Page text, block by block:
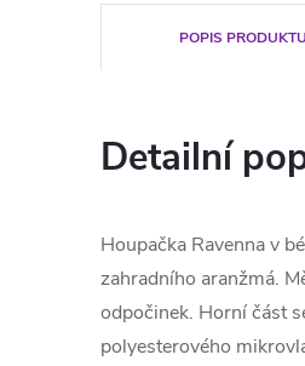
POPIS PRODUKTU
Detailní
Houpačka Ravenna v
zahradního aranžmá.
odpočinek. Horní část
polyesterového